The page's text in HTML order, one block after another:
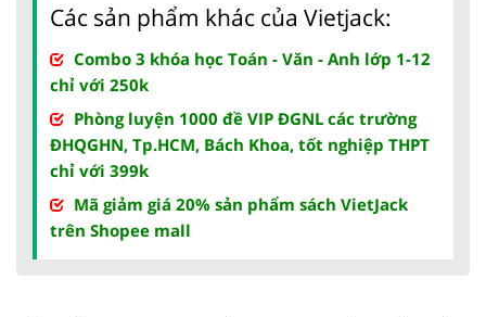
Các sản phẩm khác của Vietjack:
Combo 3 khóa học Toán - Văn - Anh lớp 1-12
chỉ với 250k
Phòng luyện 1000 đề VIP ĐGNL các trường
ĐHQGHN, Tp.HCM, Bách Khoa, tốt nghiệp THPT
chỉ với 399k
Mã giảm giá 20% sản phẩm sách VietJack
trên Shopee mall